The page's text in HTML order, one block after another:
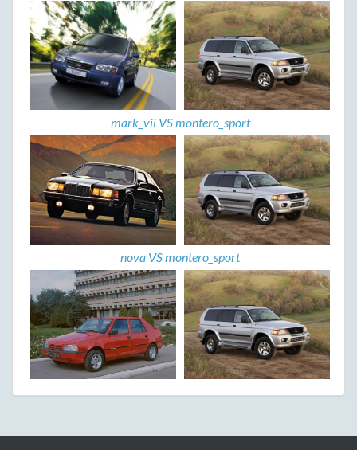
mark_vii VS montero_sport
nova VS montero_sport